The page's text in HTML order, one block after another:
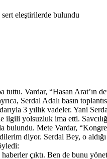
Vardar, “Hasan Arat’ın
Serdal Adalı basın
3 yıllık vadeler. Yani
ilgili yolsuzluk ima etti.
bulundu. Mete Vardar,
diyor. Serdal Bey, o
haberler çıktı. Ben de bunu